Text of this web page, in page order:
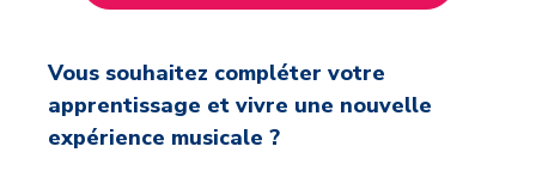
Vous souhaitez compléter votre
apprentissage et vivre une nouvelle
expérience musicale ?